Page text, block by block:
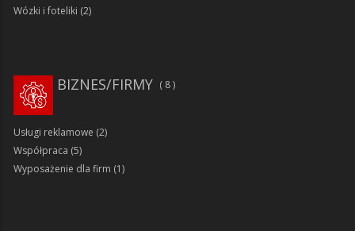
Wózki i foteliki (2)
8
BIZNES/FIRMY
Usługi reklamowe (2)
Współpraca (5)
Wyposażenie dla firm (1)